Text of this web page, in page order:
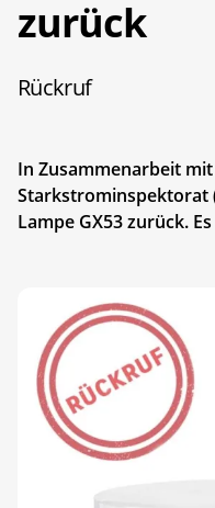
zurück
Rückruf
In Zusammenarbeit
Starkstrominspektorat
Lampe GX53 zurück.